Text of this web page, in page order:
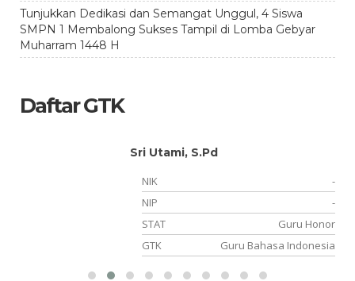
Tunjukkan Dedikasi dan Semangat Unggul, 4 Siswa
SMPN 1 Membalong Sukses Tampil di Lomba Gebyar
Muharram 1448 H
Daftar GTK
Sri Utami, S.Pd
NIK
-
NIP
-
STAT
Guru Honor
GTK
Guru Bahasa Indonesia